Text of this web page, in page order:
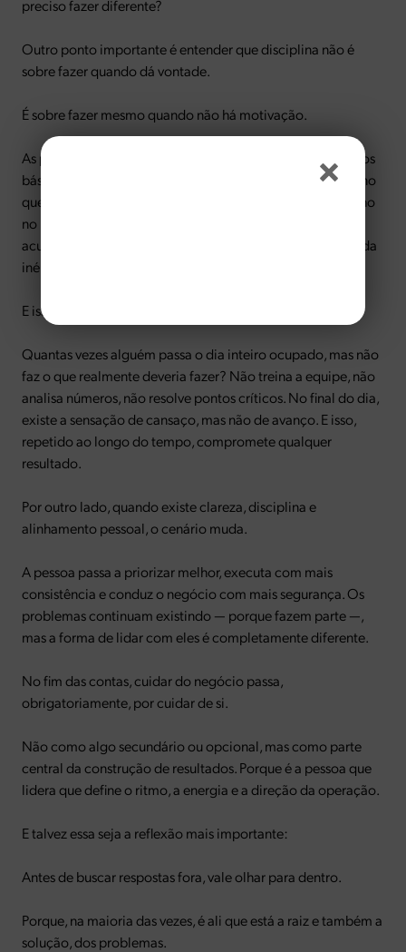
preciso fazer diferente?
Outro ponto importante é entender que disciplina não é
sobre fazer quando dá vontade.
É sobre fazer mesmo quando não há motivação.
As pessoas que conseguem manter consistência em hábitos
básicos — cuidar da saúde, organizar rotina, manter foco no
que importa — criam uma base que sustenta o desempenho
no negócio. Já quem negligencia isso, aos poucos vai
acumulando desgaste até chegar em um ponto onde sair da
inércia exige um esforço muito maior.
E isso se reflete diretamente na operação.
Quantas vezes alguém passa o dia inteiro ocupado, mas não
faz o que realmente deveria fazer? Não treina a equipe, não
analisa números, não resolve pontos críticos. No final do dia,
existe a sensação de cansaço, mas não de avanço. E isso,
repetido ao longo do tempo, compromete qualquer
resultado.
Por outro lado, quando existe clareza, disciplina e
alinhamento pessoal, o cenário muda.
A pessoa passa a priorizar melhor, executa com mais
consistência e conduz o negócio com mais segurança. Os
problemas continuam existindo — porque fazem parte —,
mas a forma de lidar com eles é completamente diferente.
No fim das contas, cuidar do negócio passa,
obrigatoriamente, por cuidar de si.
Não como algo secundário ou opcional, mas como parte
central da construção de resultados. Porque é a pessoa que
lidera que define o ritmo, a energia e a direção da operação.
E talvez essa seja a reflexão mais importante:
Antes de buscar respostas fora, vale olhar para dentro.
Porque, na maioria das vezes, é ali que está a raiz e também a
solução, dos problemas.